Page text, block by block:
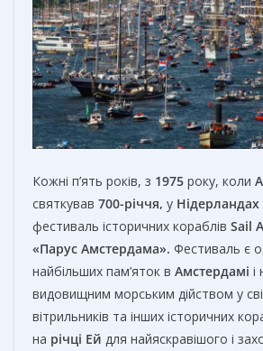
Кожні п’ять років, з 1975 року, коли
святкував 700-річчя, у Нідерландах
фестиваль історичних кораблів Sail
«Парус Амстердама». Фестиваль є
найбільших пам’яток в Амстердамі і
видовищним морським дійством у
вітрильників та інших історичних
на річці Ей для найяскравішого і